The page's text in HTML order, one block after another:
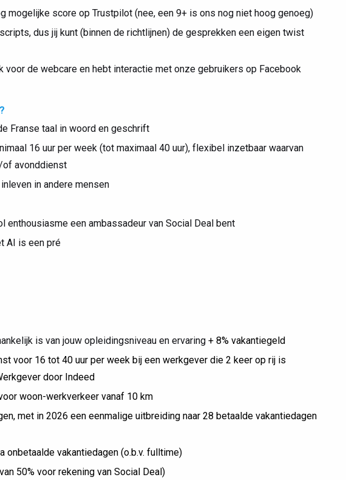
mogelijke score op Trustpilot (nee, een 9+ is ons nog niet hoog genoeg)
dus jij kunt (binnen de richtlijnen) de gesprekken een eigen twist
voor de webcare en hebt interactie met onze gebruikers op Facebook
Franse taal in woord en geschrift
16 uur per week (tot maximaal 40 uur), flexibel inzetbaar waarvan
of avonddienst
in andere mensen
enthousiasme een ambassadeur van Social Deal bent
AI is een pré
is van jouw opleidingsniveau en ervaring + 8% vakantiegeld
voor 16 tot 40 uur per week bij een werkgever die 2 keer op rij is
door Indeed
woon-werkverkeer vanaf 10 km
met in 2026 een eenmalige uitbreiding naar 28 betaalde vakantiedagen
onbetaalde vakantiedagen (o.b.v. fulltime)
50% voor rekening van Social Deal)